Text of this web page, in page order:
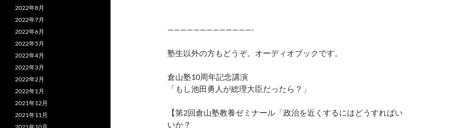
—————————————-
塾生以外の方もどうぞ。オーディオブックです。
倉山塾10周年記念講演
「もし池田勇人が総理大臣だったら？」
【第2回倉山塾教養ゼミナール「政治を近くするにはどうすればい
いか？
2022年8月
2022年7月
2022年6月
2022年5月
2022年4月
2022年3月
2022年2月
2022年1月
2021年12月
2021年11月